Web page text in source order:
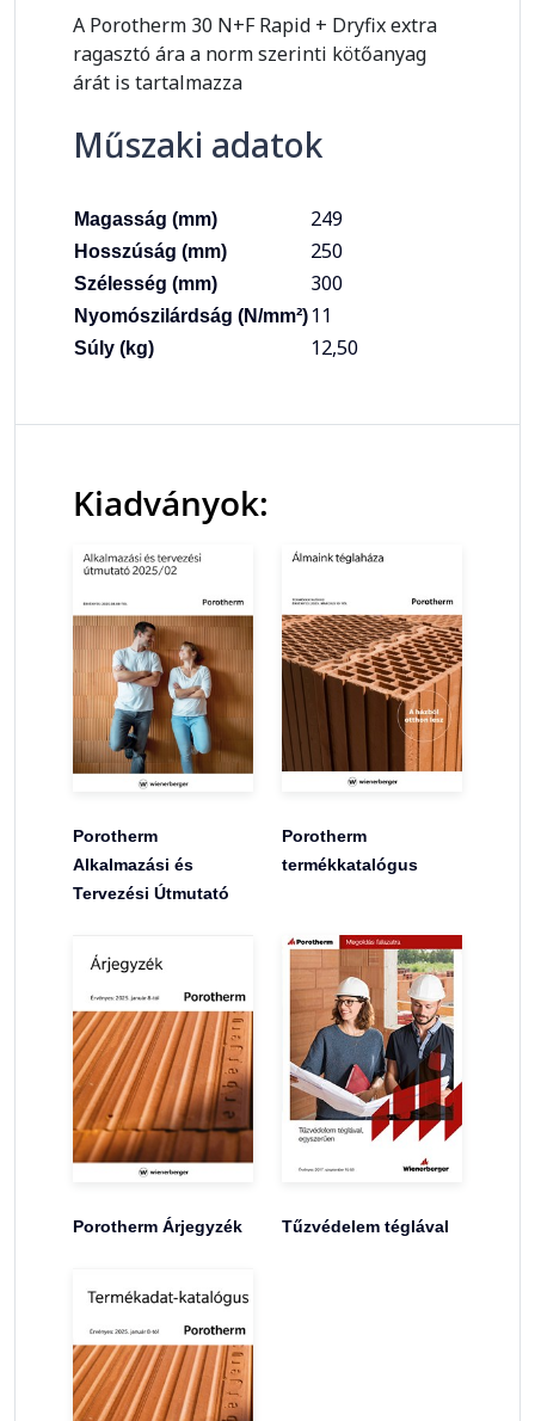
A Porotherm 30 N+F Rapid + Dryfix extra
ragasztó ára a norm szerinti kötőanyag
árát is tartalmazza
Műszaki adatok
Magasság (mm) 249
Hosszúság (mm) 250
Szélesség (mm) 300
Nyomószilárdság (N/mm²) 11
Súly (kg) 12,50
Kiadványok:
Porotherm
Alkalmazási és
Tervezési Útmutató
Porotherm
termékkatalógus
Porotherm Árjegyzék Tűzvédelem téglával